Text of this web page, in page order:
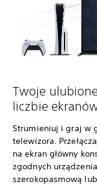
Twoje
liczbie
Strumieniuj i graj w
telewizora.
na ekran główny
zgodnych
szerokopasmową